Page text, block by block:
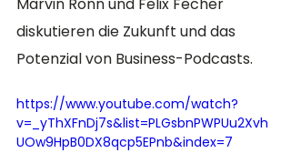
Marvin Ronn und Felix Fecher
diskutieren die Zukunft und das
Potenzial von Business-Podcasts.
https://www.youtube.com/watch?
v=_yThXFnDj7s&list=PLGsbnPWPUu2Xvh
UOw9HpB0DX8qcp5EPnb&index=7